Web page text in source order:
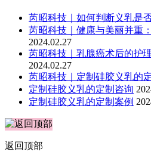
芮昭科技｜如何判断义乳是
芮昭科技｜健康与美丽并重
2024.02.27
芮昭科技｜乳腺癌术后的护
2024.02.27
芮昭科技｜定制硅胶义乳的
定制硅胶义乳的定制咨询
定制硅胶义乳的定制案例
返回顶部